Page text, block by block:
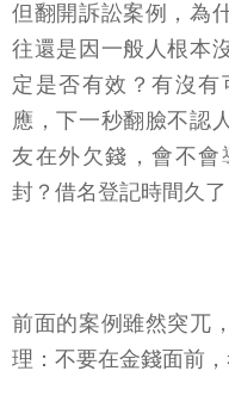
但翻開訴訟案例，為
往還是因一般人根本
定是否有效？有沒
應，下一秒翻臉不認
友在外欠錢，會不
封？借名登記時間久
前面的案例雖然突兀
理：不要在金錢面前，